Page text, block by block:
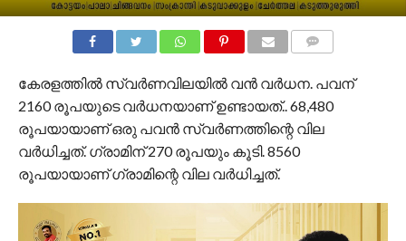
കേരളത്തിൽ സ്വർണവിലയിൽ വൻ വർധന. പവന്
2160 രൂപയുടെ വർധനയാണ് ഉണ്ടായത്.. 68,480
രൂപയായാണ് ഒരു പവൻ സ്വർണത്തിന്റെ വില
വർധിച്ചത്. ഗ്രാമിന് 270 രൂപയും കൂടി. 8560
രൂപയായാണ് ഗ്രാമിന്റെ വില വർധിച്ചത്.